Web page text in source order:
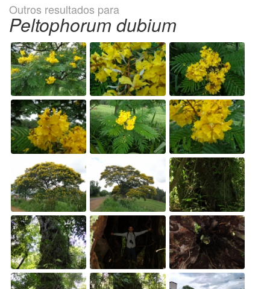
Outros resultados para
Peltophorum dubium